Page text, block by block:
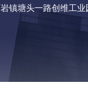
镇塘头一路创维工